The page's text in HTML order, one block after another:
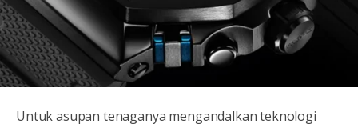
Untuk asupan tenaganya mengandalkan teknologi